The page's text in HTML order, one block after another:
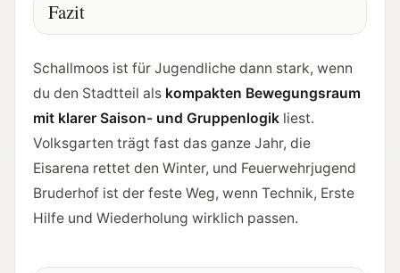
Fazit
Schallmoos ist für Jugendliche dann stark, wenn
du den Stadtteil als kompakten Bewegungsraum
mit klarer Saison- und Gruppenlogik liest.
Volksgarten trägt fast das ganze Jahr, die
Eisarena rettet den Winter, und Feuerwehrjugend
Bruderhof ist der feste Weg, wenn Technik, Erste
Hilfe und Wiederholung wirklich passen.